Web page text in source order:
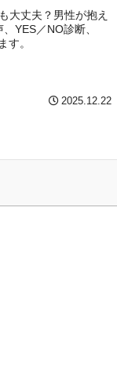
大丈夫？男性が抱え
YES／NO診断、
す。
2025.12.22